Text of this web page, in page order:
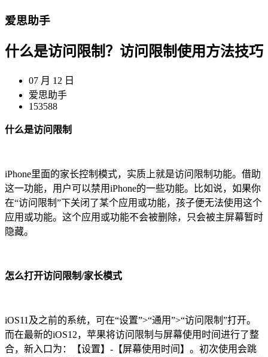
爱思助手
什么是访问限制？访问限制使用方法技巧
07 月 12 日
爱思助手
153588
什么是访问限制
iPhone里面的家长控制模式，实质上就是访问限制功能。借助
这一功能，用户可以禁用iPhone的一些功能。比如说，如果你
在“访问限制”下关闭了某个应用或功能，孩子便无法使用这个
应用或功能。这个应用或功能不会被删除，只会被主屏幕暂时
隐藏。
怎么打开访问限制/家长模式
iOS11及之前的系统，可在“设置”>“通用”>“访问限制”打开。
而在最新的iOS12，苹果将访问限制与屏幕使用时间进行了整
合，新入口为：【设置】-【屏幕使用时间】。初次使用会跳